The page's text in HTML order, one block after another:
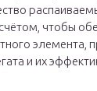
чтобы
элемента,
и их